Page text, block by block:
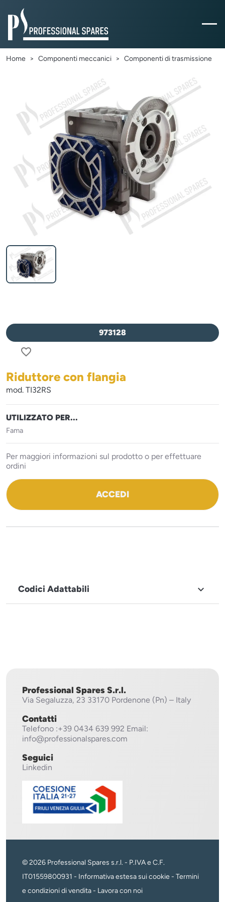
Home Componenti meccanici Componenti di trasmissione
973128
favorite_border
Riduttore con flangia
mod. TI32RS
UTILIZZATO PER...
Fama
Per maggiori informazioni sul prodotto o per effettuare
ordini
ACCEDI
Codici Adattabili 
Professional Spares S.r.l.
Via Segaluzza, 23 33170 Pordenone (Pn) – Italy
Contatti
Telefono :+39 0434 639 992 Email:
info@professionalspares.com
Seguici
Linkedin
© 2026 Professional Spares s.r.l. - P.IVA e C.F.
IT01559800931 - Informativa estesa sui cookie - Termini
e condizioni di vendita- Lavora con noi